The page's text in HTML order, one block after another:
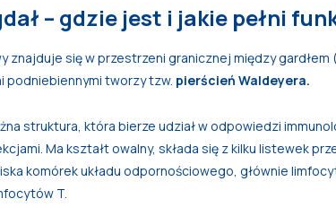
– gdzie jest i jakie pełni
znajduje się w przestrzeni granicznej między
podniebiennymi tworzy tzw. pierścień Waldeyera.
struktura, która bierze udział w odpowiedzi
Ma kształt owalny, składa się z kilku listewek
komórek układu odpornościowego, głównie
T.